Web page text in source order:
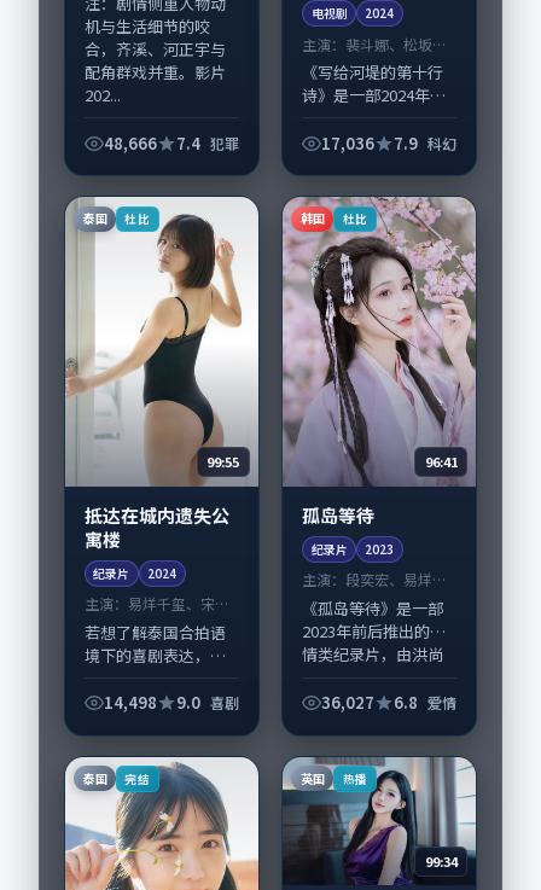
机与生活细节的咬
合，齐溪、河正宇与
配角群戏并重。影片
202...
48,666 7.4 犯罪
电视剧 2024
主演： 裴斗娜、松坂桃
李 等
《写给河堤的第十行
诗》是一部2024年前
剧，由丹尼·博伊尔
演员亦参与重要戏
份。故事围绕当代...
17,036 7.9 科幻
泰国 杜比
99:55
抵达在城内遗失公
寓楼
纪录片 2024
主演： 易烊千玺、宋佳
等
若想了解泰国合拍语
境下的喜剧表达，
寓楼》值得关注：剧
千玺、宋佳与配角群
戏并重。影片2024...
14,498 9.0 喜剧
韩国 杜比
96:41
孤岛等待
纪录片 2023
主演：段奕宏、易烊千
玺 等
《孤岛等待》是一部
2023年前后推出的爱
情类纪录片，由洪尚
烊千玺，妻夫木聪、
代都市中的抉择...
36,027 6.8 爱情
泰国 完结 英国 热播
99:34